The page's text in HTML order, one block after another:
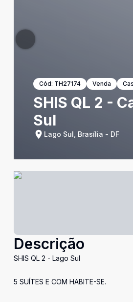
Cód: TH27174 Venda
SHIS QL 2 -
Sul
Lago Sul, Brasília - DF
Descrição
SHIS QL 2 - Lago Sul
5 SUÍTES E COM HABITE-SE.